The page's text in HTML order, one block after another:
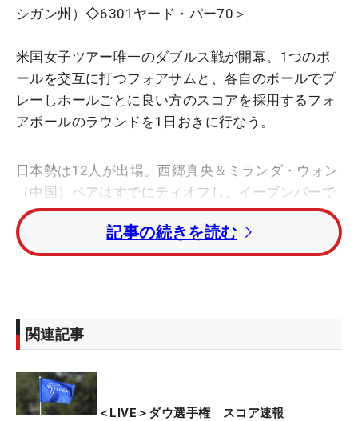
シガン州）◇6301ヤード・パー70＞
米国女子ツアー唯一のダブルス戦が開幕。1つのボ
ールを交互に打つフォアサムと、各自のボールでプ
レーしホールごとに良い方のスコアを採用するフォ
アボールのラウンドを1日おきに行なう。
日本勢は12人が出場。西郷真央＆ミランダ・ウォン
（中国）ペアはすでにティオフし、イーブンパーで
プレーしている。吉田優利＆馬場咲希は日本時間午
後8時26分にティオフし、ボギーで滑り出してい
る。
みは、深夜午前1時36分にティオフする。
紗は、ツアー通算15勝のコ・ジンヨン（韓国）とペ
アを組み、午前1時14分にラウンドを開始する。
記事の続きを読む
関連記事
＜LIVE＞ダウ選手権 スコア速報